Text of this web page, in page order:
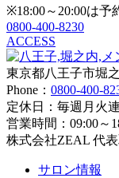
※18:00～20:00は予
0800-400-8230
ACCESS
東京都八王子市堀
Phone： 0800-400-
定休日：毎週
営業時間：09:00～
株式会社ZEAL 代
サロン情報